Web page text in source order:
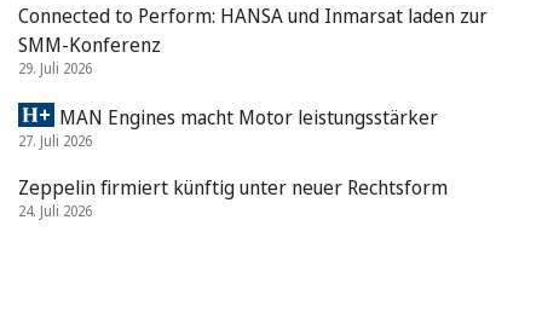
Connected to Perform: HANSA und Inmarsat laden zur
SMM-Konferenz
29. Juli 2026
MAN Engines macht Motor leistungsstärker
27. Juli 2026
Zeppelin firmiert künftig unter neuer Rechtsform
24. Juli 2026